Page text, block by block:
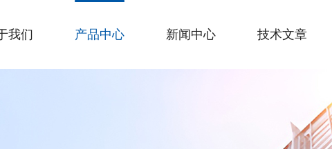
我们 产品中心 新闻中心 技术文章